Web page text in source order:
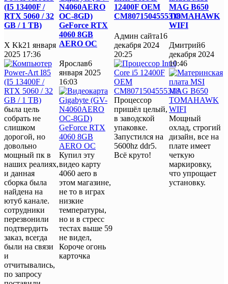
(I5 13400F /
RTX 5060 / 32
GB / 1 TB)
X Kk21 января
2025 17:36
была цель
собрать не
слишком
дорогой, но
довольно
мощный пк в
наших реалиях,
и данная
сборка была
найдена на
ютуб канале.
сотрудники
перезвонили
подтвердить
заказ, всегда
были на связи
и
отчитывались,
по запросу
N4060AERO
OC-8GD)
GeForce RTX
4060 8GB
AERO OC
Ярослав6
января 2025
16:03
Купил эту
видео карту
4060 aero в
этом магазине,
не то в играх
низкие
температуры,
но и в стресс
тестах выше 59
не видел,
Короче огонь
карточка
12400F OEM
CM8071504555318
Админ сайта16
декабря 2024
20:25
Процессор
пришёл целый,
в заводской
упаковке.
Запустился на
5600hz ddr5.
Всё круто!
MAG B650
TOMAHAWK
WIFI
Дмитрий6
декабря 2024
10:46
Мощный
охлад, строгий
дизайн, все на
плате имеет
четкую
маркировку,
что упрощает
установку.